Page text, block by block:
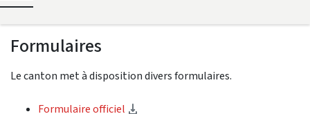
Formulaires
Le canton met à disposition divers formulaires.
Formulaire officiel